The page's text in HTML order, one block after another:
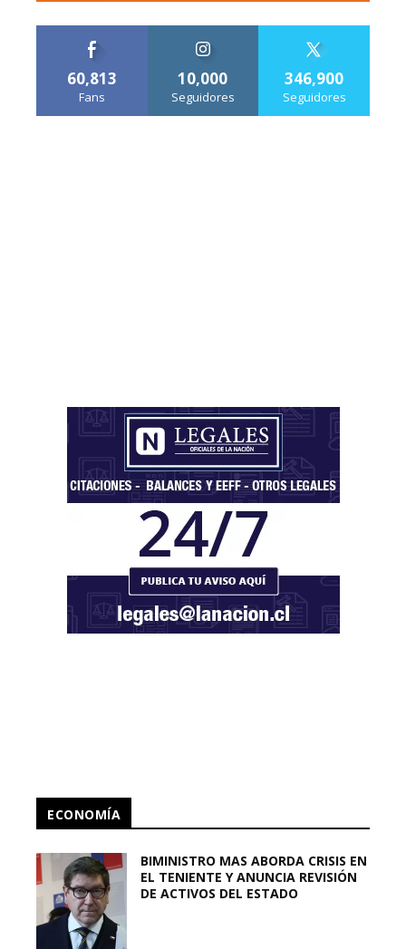
60,813
Fans
10,000
Seguidores
346,900
Seguidores
ECONOMÍA
BIMINISTRO MAS ABORDA CRISIS EN
EL TENIENTE Y ANUNCIA REVISIÓN
DE ACTIVOS DEL ESTADO